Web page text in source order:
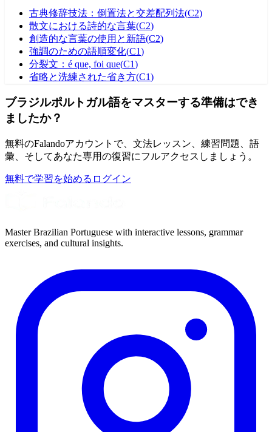
古典修辞技法：倒置法と交差配列法(C2)
散文における詩的な言葉(C2)
創造的な言葉の使用と新語(C2)
強調のための語順変化(C1)
分裂文：é que, foi que(C1)
省略と洗練された省き方(C1)
ブラジルポルトガル語をマスターする準備はでき
ましたか？
無料のFalandoアカウントで、文法レッスン、練習問題、語
彙、そしてあなた専用の復習にフルアクセスしましょう。
無料で学習を始める ログイン
Master Brazilian Portuguese with interactive lessons, grammar
exercises, and cultural insights.